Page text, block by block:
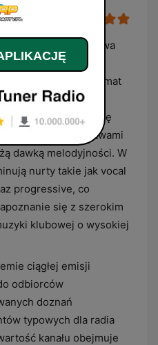
to polska internetowa
muzyce z
odmianom. Format
się
warstwami
dawką melodyjności. W
nurty takie jak vocal
progressive, co
się z szerokim
klubowej o wysokiej
ciągłej emisji
odbiorców
doznań
typowych dla radia
kanału obejmuje